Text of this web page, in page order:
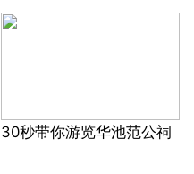
30秒带你游览华池范公祠